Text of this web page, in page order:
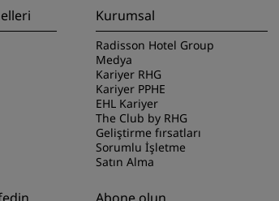
Kurumsal
Radisson Hotel Group
Medya
Kariyer RHG
Kariyer PPHE
EHL Kariyer
The Club by RHG
Geliştirme fırsatları
Sorumlu İşletme
Satın Alma